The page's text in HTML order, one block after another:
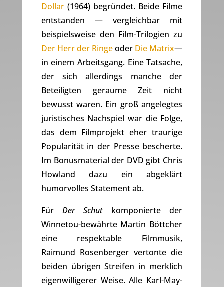
Dollar(1964) begründet. Beide Filme
entstanden — vergleichbar mit
beispielsweise den Film-Trilogien zu
Der Herr der Ringeoder Die Matrix—
in einem Arbeitsgang. Eine Tatsache,
der sich allerdings manche der
Beteiligten geraume Zeit nicht
bewusst waren. Ein groß angelegtes
juristisches Nachspiel war die Folge,
das dem Filmprojekt eher traurige
Popularität in der Presse bescherte.
Im Bonusmaterial der DVD gibt Chris
Howland dazu ein abgeklärt
humorvolles Statement ab.
Für Der Schut komponierte der
Winnetou-bewährte Martin Böttcher
eine respektable Filmmusik,
Raimund Rosenberger vertonte die
beiden übrigen Streifen in merklich
eigenwilligerer Weise. Alle Karl-May-